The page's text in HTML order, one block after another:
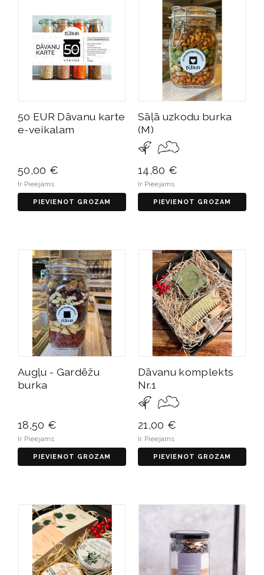
50 EUR Dāvanu karte
e-veikalam
50,00 €
Ir Pieejams
PIEVIENOT GROZAM
Sāļā uzkodu burka
(M)
14,80 €
Ir Pieejams
PIEVIENOT GROZAM
Augļu - Gardēžu
burka
18,50 €
Ir Pieejams
PIEVIENOT GROZAM
Dāvanu komplekts
Nr.1
21,00 €
Ir Pieejams
PIEVIENOT GROZAM